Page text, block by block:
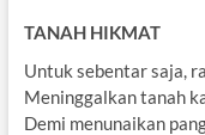
TANAH HIKMAT
Untuk sebentar saja,
Meninggalkan tanah
Demi menunaikan